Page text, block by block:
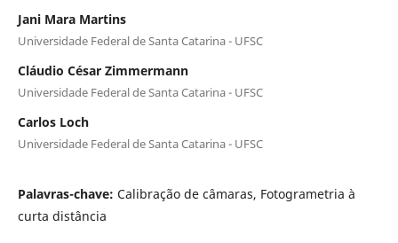
Jani Mara Martins
Universidade Federal de Santa Catarina - UFSC
Cláudio César Zimmermann
Universidade Federal de Santa Catarina - UFSC
Carlos Loch
Universidade Federal de Santa Catarina - UFSC
Palavras-chave: Calibração de câmaras, Fotogrametria à
curta distância